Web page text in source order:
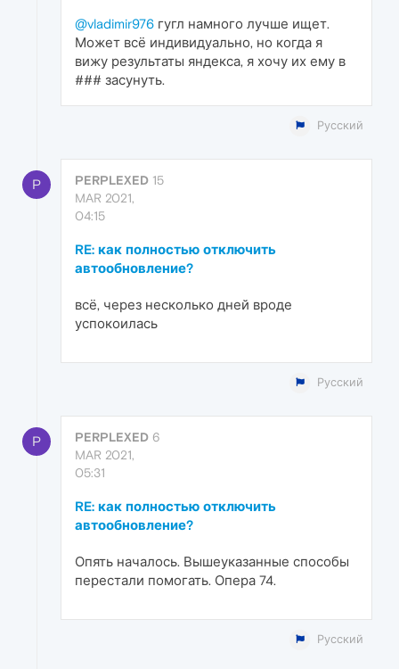
@vladimir976 гугл намного лучше ищет.
Может всё индивидуально, но когда я
вижу результаты яндекса, я хочу их ему в
### засунуть.
Русский
P PERPLEXED 15
MAR 2021,
04:15
RE: как полностью отключить
автообновление?
всё, через несколько дней вроде
успокоилась
Русский
P PERPLEXED 6
MAR 2021,
05:31
RE: как полностью отключить
автообновление?
Опять началось. Вышеуказанные способы
перестали помогать. Опера 74.
Русский